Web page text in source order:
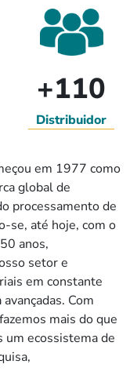
+110
Distribuidor
em 1977 como
global de
processamento de
se, até hoje, com o
anos,
setor e
em constante
Com
mais do que
um ecossistema de